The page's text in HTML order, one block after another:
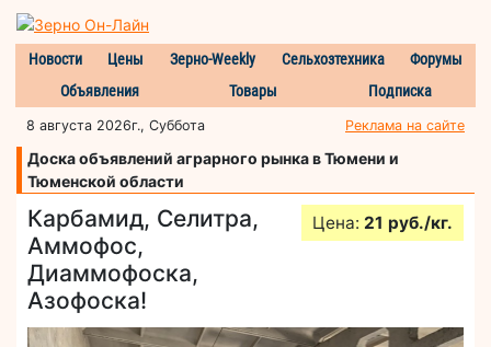
Новости Цены Зерно-Weekly Сельхозтехника
Форумы
Объявления
Товары Подписка
8 августа 2026г., Суббота Реклама на сайте
Доска объявлений аграрного рынка в Тюмени и
Тюменской области
Карбамид, Селитра,
Аммофос,
Диаммофоска,
Азофоска!
Цена: 21 руб./кг.